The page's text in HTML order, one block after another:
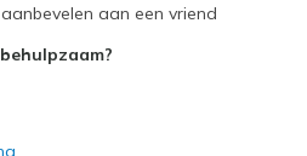
aan een vriend